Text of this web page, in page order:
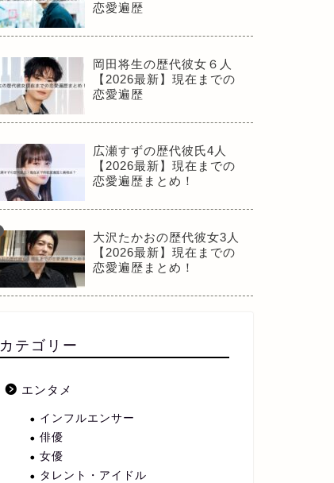
恋愛遍歴
岡田将生の歴代彼女６人
【2026最新】現在までの
恋愛遍歴
広瀬すずの歴代彼氏4人
【2026最新】現在までの
恋愛遍歴まとめ！
大沢たかおの歴代彼女3人
【2026最新】現在までの
恋愛遍歴まとめ！
カテゴリー
エンタメ
インフルエンサー
俳優
女優
タレント・アイドル